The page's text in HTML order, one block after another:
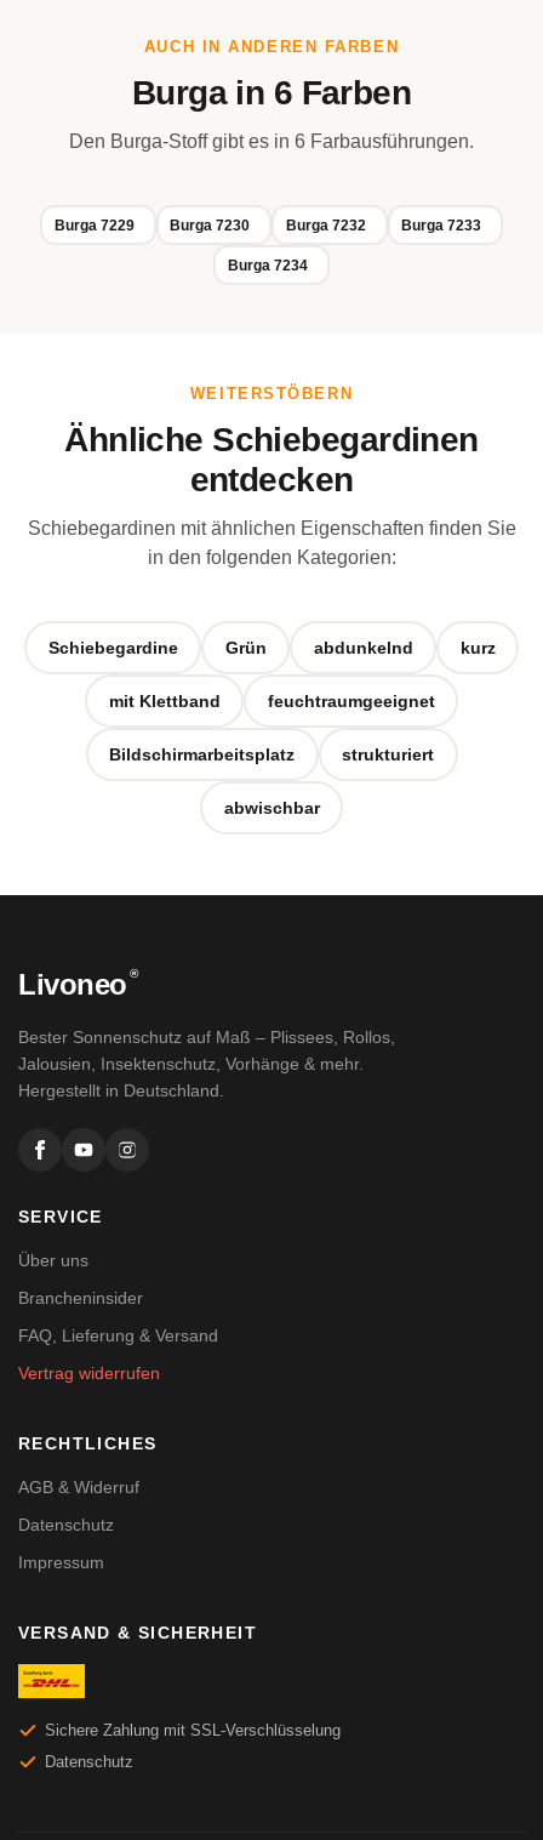
AUCH IN ANDEREN FARBEN
Burga in 6 Farben
Den Burga-Stoff gibt es in 6 Farbausführungen.
Burga 7229 Burga 7230 Burga 7232 Burga 7233
Burga 7234
WEITERSTÖBERN
Ähnliche Schiebegardinen
entdecken
Schiebegardinen mit ähnlichen Eigenschaften finden Sie
in den folgenden Kategorien:
Schiebegardine Grün abdunkelnd kurz
mit Klettband feuchtraumgeeignet
Bildschirmarbeitsplatz strukturiert
abwischbar
Livoneo ®
Bester Sonnenschutz auf Maß – Plissees, Rollos,
Jalousien, Insektenschutz, Vorhänge & mehr.
Hergestellt in Deutschland.
SERVICE
Über uns
Brancheninsider
FAQ, Lieferung & Versand
Vertrag widerrufen
RECHTLICHES
AGB & Widerruf
Datenschutz
Impressum
VERSAND & SICHERHEIT
Sichere Zahlung mit SSL-Verschlüsselung
Datenschutz